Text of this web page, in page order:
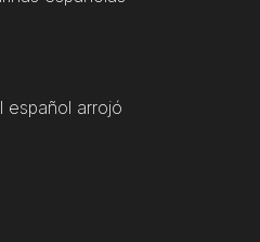
español arrojó